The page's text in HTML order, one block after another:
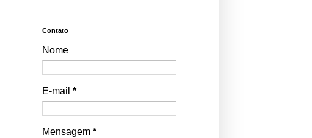
Contato
Nome
E-mail *
Mensagem *